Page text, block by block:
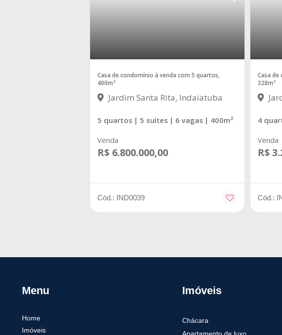
Casa de condomínio à venda com 5 quartos,
400m²
Jardim Santa Rita, Indaiatuba
5 quartos | 5 suítes | 6 vagas | 400m²
Venda
R$ 6.800.000,00
Cód.: IND0039
Casa
328m²
4
Venda
R$
Cód.:
Menu
Home
Imóveis
Imóveis
Chácara